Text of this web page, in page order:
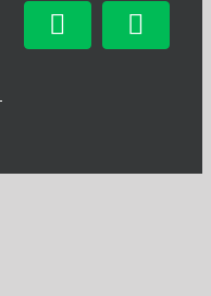
Facebook